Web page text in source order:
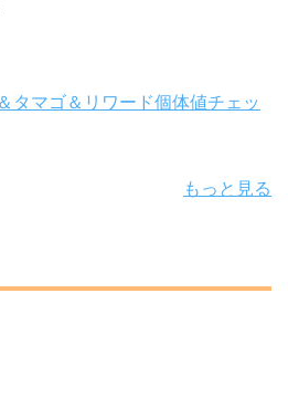
タマゴ＆リワード個体値チェッ
もっと見る